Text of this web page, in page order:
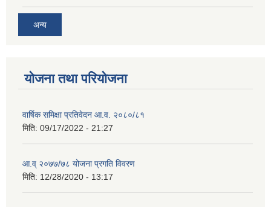
अन्य
योजना तथा परियोजना
वार्षिक समिक्षा प्रतिवेदन आ.व. २०८०/८१
मिति: 09/17/2022 - 21:27
आ.व् २०७७/७८ योजना प्रगति विवरण
मिति: 12/28/2020 - 13:17